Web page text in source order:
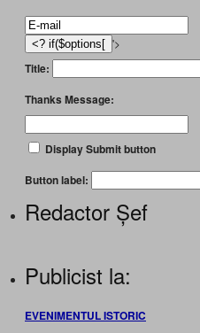
'>
Title:
Thanks Message:
Display Submit button
Button label:
Redactor Șef
Publicist la:
EVENIMENTUL ISTORIC